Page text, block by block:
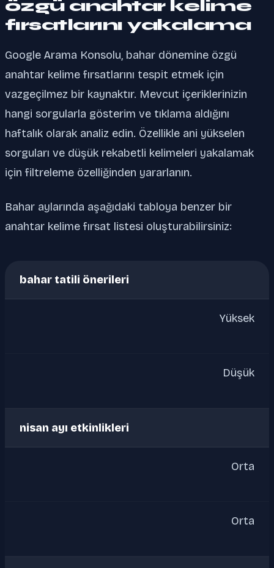
özgü anahtar kelime
fırsatlarını yakalama
Google Arama Konsolu, bahar dönemine özgü
anahtar kelime fırsatlarını tespit etmek için
vazgeçilmez bir kaynaktır. Mevcut içeriklerinizin
hangi sorgularla gösterim ve tıklama aldığını
haftalık olarak analiz edin. Özellikle ani yükselen
sorguları ve düşük rekabetli kelimeleri yakalamak
için filtreleme özelliğinden yararlanın.
Bahar aylarında aşağıdaki tabloya benzer bir
anahtar kelime fırsat listesi oluşturabilirsiniz:
bahar tatili önerileri
Yüksek
Düşük
nisan ayı etkinlikleri
Orta
Orta